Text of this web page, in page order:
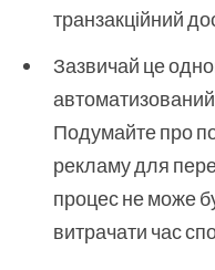
транзакційний
Зазвичай це
автоматизований
Подумайте про
рекламу для
процес не може
витрачати час